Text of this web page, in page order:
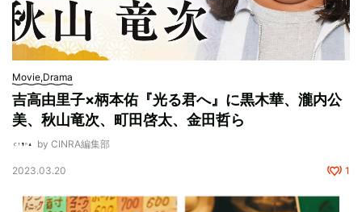
Movie,Drama
吉高由里子×柄本佑『光る君へ』に黒木華、瀧内公
美、秋山竜次、町田啓太、金田哲ら
by CINRA編集部
2023.03.20 1